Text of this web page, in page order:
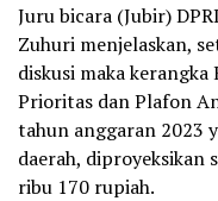
Juru bicara (Jubir)
Zuhuri menjelaskan,
diskusi maka kerangka
Prioritas dan Plafon
tahun anggaran 2023
daerah, diproyeksikan
ribu 170 rupiah.